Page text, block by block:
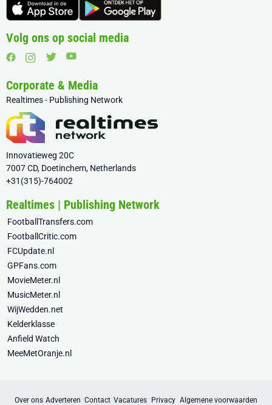
Volg ons op social media
Corporate & Media
Realtimes - Publishing Network
Innovatieweg 20C
7007 CD, Doetinchem, Netherlands
+31(315)-764002
Realtimes | Publishing Network
FootballTransfers.com
FootballCritic.com
FCUpdate.nl
GPFans.com
MovieMeter.nl
MusicMeter.nl
WijWedden.net
Kelderklasse
Anfield Watch
MeeMetOranje.nl
Over ons Adverteren Contact Vacatures Privacy Algemene voorwaarden